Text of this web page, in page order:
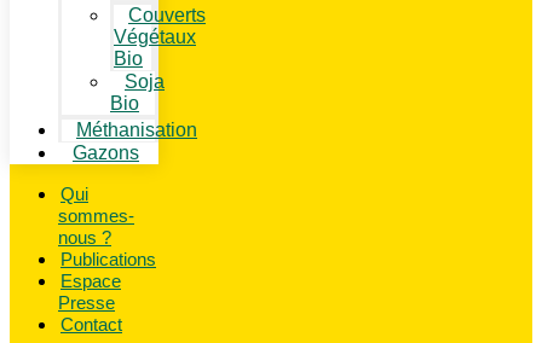
Couverts
Végétaux
Bio
Soja
Bio
Méthanisation
Gazons
Qui
sommes-
nous ?
Publications
Espace
Presse
Contact